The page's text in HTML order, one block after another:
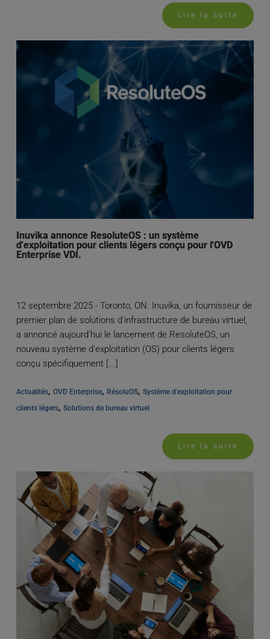
Lire la suite
Inuvika annonce ResoluteOS : un système
d'exploitation pour clients légers conçu pour l'OVD
Enterprise VDI.
12 septembre 2025 - Toronto, ON. Inuvika, un fournisseur de
premier plan de solutions d'infrastructure de bureau virtuel,
a annoncé aujourd'hui le lancement de ResoluteOS, un
nouveau système d'exploitation (OS) pour clients légers
conçu spécifiquement [...]
Actualités, OVD Enterprise, RésoluOS, Système d'exploitation pour
clients légers, Solutions de bureau virtuel
Lire la suite